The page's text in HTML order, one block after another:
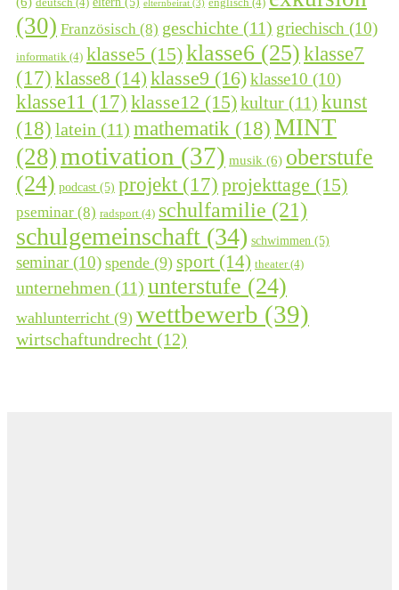
deutsch (4) elternbeirat (3) englisch (4)
(30) Französisch (8) geschichte (11) griechisch (10)
informatik (4) klasse5 (15)klasse6 (25) klasse7
(17) klasse8 (14) klasse9 (16)klasse10 (10)
klasse11 (17) klasse12 (15)kultur (11) kunst
(18) latein (11) mathematik (18)MINT
(28)motivation (37) musik (6) oberstufe
(24) podcast (5) projekt (17) projekttage (15)
pseminar (8) radsport (4) schulfamilie (21)
schulgemeinschaft (34) schwimmen (5)
seminar(10) spende (9) sport (14) theater(4)
unternehmen (11) unterstufe (24)
wahlunterricht (9) wettbewerb (39)
wirtschaftundrecht (12)